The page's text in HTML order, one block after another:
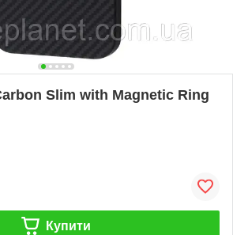
Slim with Magnetic Ring
Купити